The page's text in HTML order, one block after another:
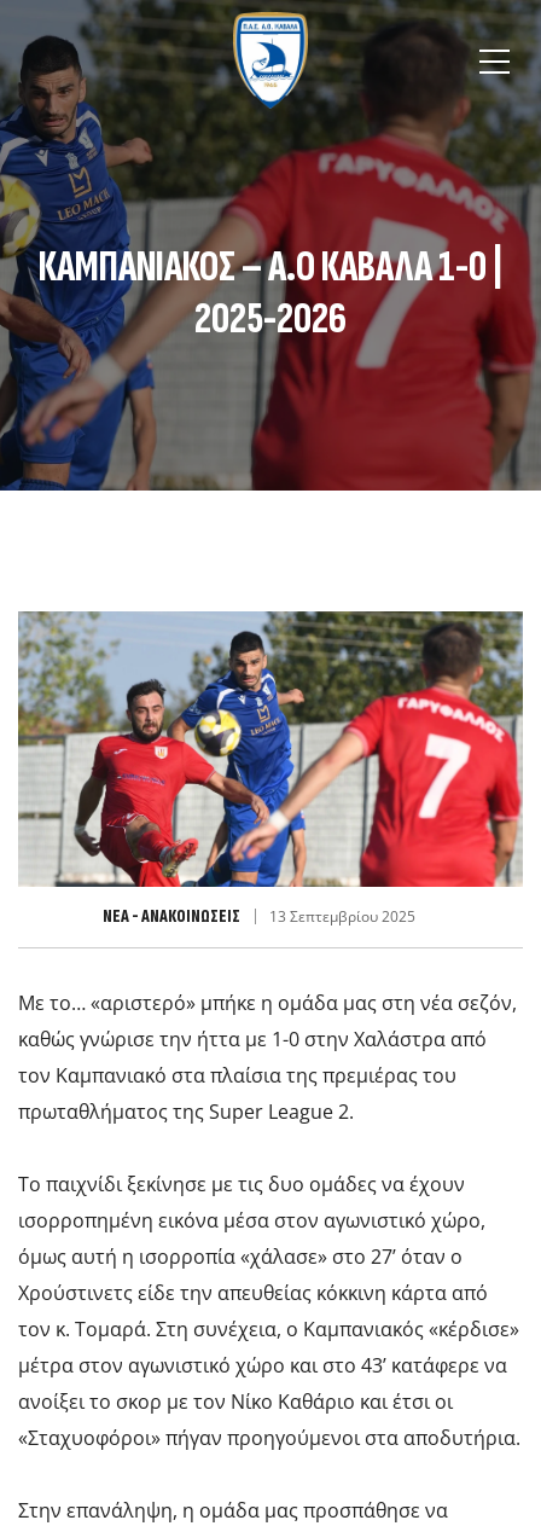
ΚΑΜΠΑΝΙΑΚΟΣ – Α.Ο ΚΑΒΑΛΑ 1-0 |
2025-2026
ΝΈΑ - ΑΝΑΚΟΙΝΏΣΕΙΣ 13 Σεπτεμβρίου 2025
Με το… «αριστερό» μπήκε η ομάδα μας στη νέα σεζόν,
καθώς γνώρισε την ήττα με 1-0 στην Χαλάστρα από
τον Καμπανιακό στα πλαίσια της πρεμιέρας του
πρωταθλήματος της Super League 2.
Το παιχνίδι ξεκίνησε με τις δυο ομάδες να έχουν
ισορροπημένη εικόνα μέσα στον αγωνιστικό χώρο,
όμως αυτή η ισορροπία «χάλασε» στο 27’ όταν ο
Χρούστινετς είδε την απευθείας κόκκινη κάρτα από
τον κ. Τομαρά. Στη συνέχεια, ο Καμπανιακός «κέρδισε»
μέτρα στον αγωνιστικό χώρο και στο 43’ κατάφερε να
ανοίξει το σκορ με τον Νίκο Καθάριο και έτσι οι
«Σταχυοφόροι» πήγαν προηγούμενοι στα αποδυτήρια.
Στην επανάληψη, η ομάδα μας προσπάθησε να